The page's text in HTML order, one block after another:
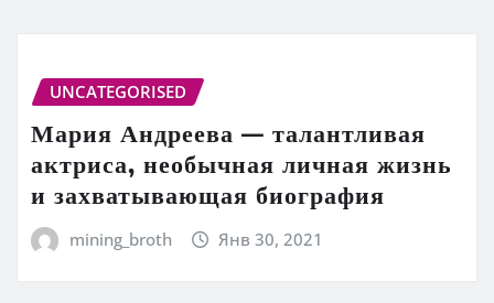
UNCATEGORISED
Мария Андреева — талантливая
актриса, необычная личная жизнь
и захватывающая биография
mining_broth Янв 30, 2021